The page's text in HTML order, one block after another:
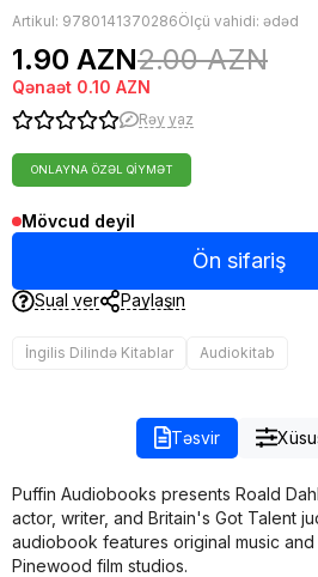
Artikul: 9780141370286Ölçü vahidi: ədəd
1.90 AZN2.00 AZN
Qənaət 0.10 AZN
Rəy yaz
ONLAYNA ÖZƏL QIYMƏT
Mövcud deyil
Ön sifariş
Sual ver Paylaşın
İngilis Dilində Kitablar Audiokitab
Təsvir
Puffin Audiobooks presents Roald
actor, writer, and Britain's Got Talent
audiobook features original music
Pinewood film studios.